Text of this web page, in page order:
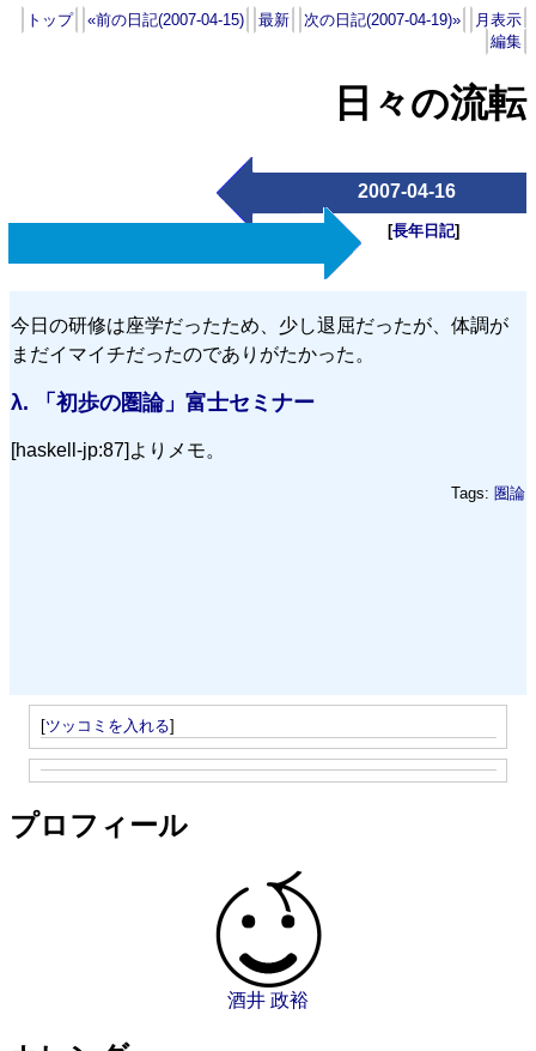
トップ «前の日記(2007-04-15) 最新 次の日記(2007-04-19)»
月表示
編集
日々の流転
2007-04-16
[長年日記]
今日の研修は座学だったため、少し退屈だったが、体調が
まだイマイチだったのでありがたかった。
λ. 「初歩の圏論」富士セミナー
[haskell-jp:87]よりメモ。
Tags: 圏論
[ツッコミを入れる]
プロフィール
酒井 政裕